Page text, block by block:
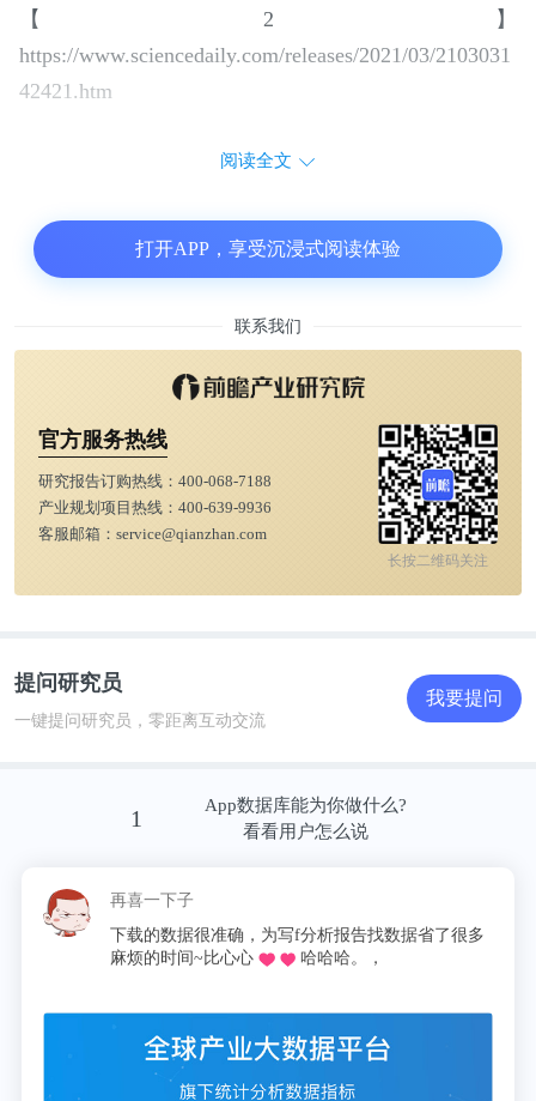
【2】
https://www.sciencedaily.com/releases/2021/03/2103031
42421.htm
阅读全文
打开APP，享受沉浸式阅读体验
联系我们
官方服务热线
研究报告订购热线： 400-068-7188
产业规划项目热线： 400-639-9936
客服邮箱： service@qianzhan.com
长按二维码关注
提问研究员
一键提问研究员，零距离互动交流
我要提问
1
App数据库能为你做什么?
看看用户怎么说
再喜一下子
下载的数据很准确，为写f分析报告找数据省了很多
麻烦的时间~比心心
哈哈哈。，